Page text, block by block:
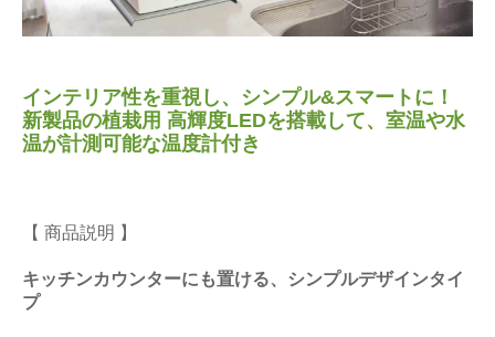
インテリア性を重視し、シンプル&スマートに！
新製品の植栽用 高輝度LEDを搭載して、室温や水
温が計測可能な温度計付き
【 商品説明 】
キッチンカウンターにも置ける、シンプルデザインタイ
プ